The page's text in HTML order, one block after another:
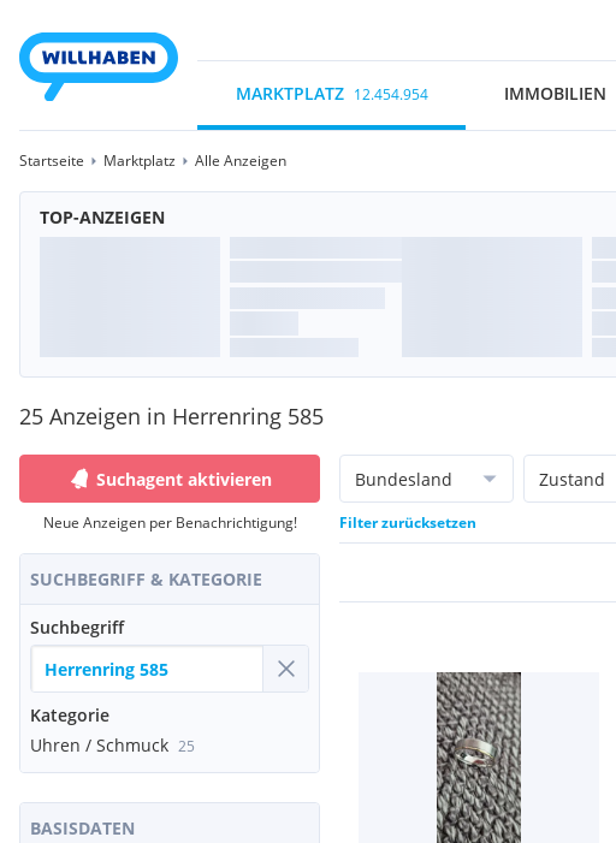
MARKTPLATZ 12.454.954 IMMOBILIEN
Startseite Marktplatz Alle Anzeigen
TOP-ANZEIGEN
25 Anzeigen in Herrenring 585
Suchagent aktivieren
Neue Anzeigen per Benachrichtigung!
SUCHBEGRIFF & KATEGORIE
Suchbegriff
Kategorie
Uhren / Schmuck 25
BASISDATEN
Bundesland Zustand
Filter zurücksetzen